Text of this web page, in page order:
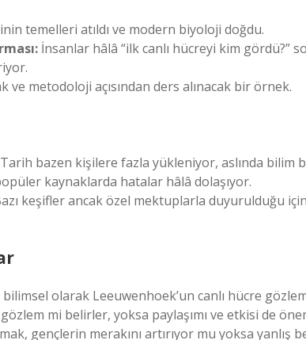
temelleri atıldı ve modern biyoloji doğdu.
İnsanlar hâlâ “ilk canlı hücreyi kim gördü?”
ve metodoloji açısından ders alınacak bir örnek.
Tarih bazen kişilere fazla yükleniyor, aslında bilim
kaynaklarda hatalar hâlâ dolaşıyor.
keşifler ancak özel mektuplarla duyurulduğu
olarak Leeuwenhoek’un canlı hücre
mi belirler, yoksa paylaşımı ve etkisi de
gençlerin merakını artırıyor mu yoksa yanlış